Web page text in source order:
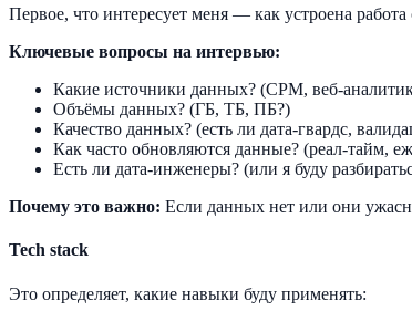
Первое, что интересует меня — как устроена
Ключевые вопросы на интервью:
Какие источники данных? (СРМ, веб-
Объёмы данных? (ГБ, ТБ, ПБ?)
Качество данных? (есть ли дата-гвардс,
Как часто обновляются данные? (реал-тайм,
Есть ли дата-инженеры? (или я буду
Почему это важно: Если данных нет или они
Tech stack
Это определяет, какие навыки буду применять: